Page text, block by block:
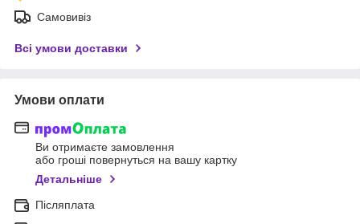
Самовивіз
Всі умови доставки
Умови оплати
Ви отримаєте замовлення
або гроші повернуться на вашу картку
Детальніше
Післяплата